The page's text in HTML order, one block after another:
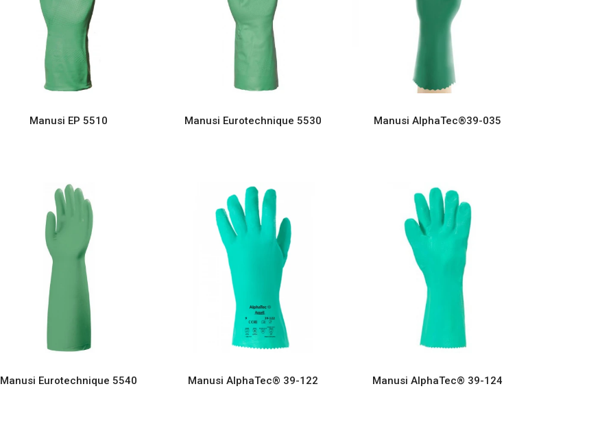
Manusi EP 5510 Manusi Eurotechnique 5530 Manusi AlphaTec®39-035
Manusi Eurotechnique 5540 Manusi AlphaTec® 39-122 Manusi AlphaTec® 39-124